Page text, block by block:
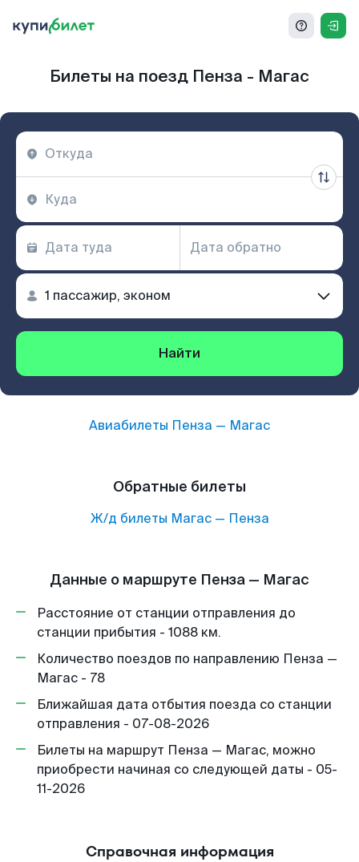
Билеты на поезд Пенза - Магас
Найти
Авиабилеты Пенза — Магас
Обратные билеты
Ж/д билеты Магас— Пенза
Данные о маршруте Пенза — Магас
Расстояние от станции отправления до
станции прибытия - 1088 км.
Количество поездов по направлению Пенза —
Магас - 78
Ближайшая дата отбытия поезда со станции
отправления - 07-08-2026
Билеты на маршрут Пенза — Магас, можно
приобрести начиная со следующей даты - 05-
11-2026
Справочная информация